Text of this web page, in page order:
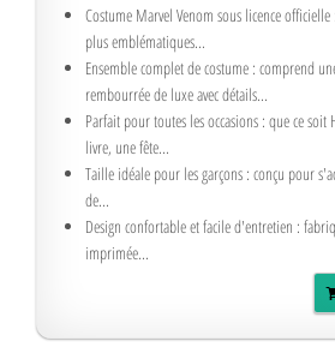
Costume Marvel Venom sous licence
plus emblématiques...
Ensemble complet de costume : comprend
rembourrée de luxe avec détails...
Parfait pour toutes les occasions : que ce
livre, une fête...
Taille idéale pour les garçons : conçu pour
de...
Design confortable et facile d'entretien :
imprimée...